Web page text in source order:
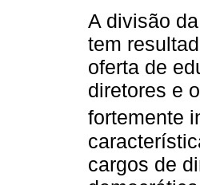
A divisão
tem
oferta de
diretores e
fortemente
cargos de